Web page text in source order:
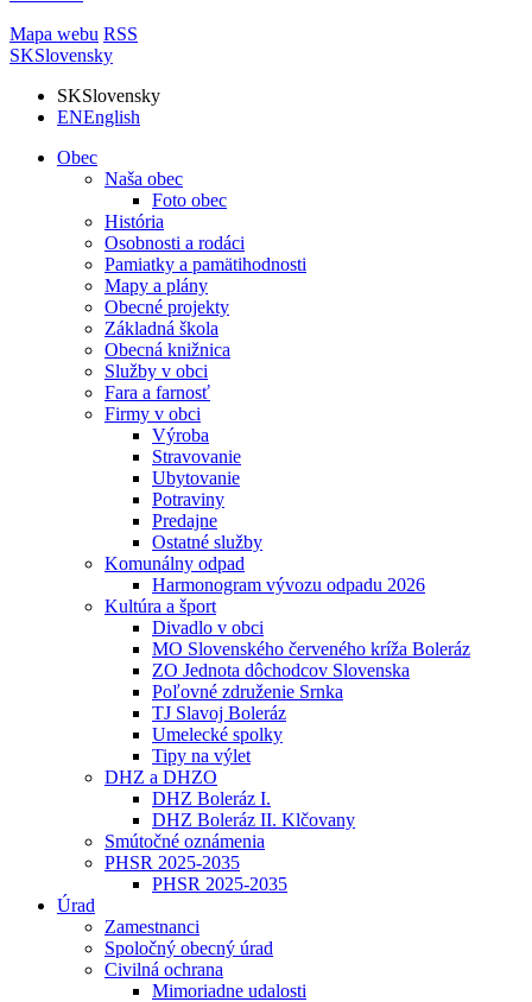
Mapa webu RSS
SKSlovensky
SKSlovensky
ENEnglish
Obec
Naša obec
Foto obec
História
Osobnosti a rodáci
Pamiatky a pamätihodnosti
Mapy a plány
Obecné projekty
Základná škola
Obecná knižnica
Služby v obci
Fara a farnosť
Firmy v obci
Výroba
Stravovanie
Ubytovanie
Potraviny
Predajne
Ostatné služby
Komunálny odpad
Harmonogram vývozu odpadu 2026
Kultúra a šport
Divadlo v obci
MO Slovenského červeného kríža Boleráz
ZO Jednota dôchodcov Slovenska
Poľovné združenie Srnka
TJ Slavoj Boleráz
Umelecké spolky
Tipy na výlet
DHZ a DHZO
DHZ Boleráz I.
DHZ Boleráz II. Klčovany
Smútočné oznámenia
PHSR 2025-2035
PHSR 2025-2035
Úrad
Zamestnanci
Spoločný obecný úrad
Civilná ochrana
Mimoriadne udalosti